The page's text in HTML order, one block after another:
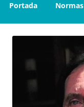
Portada Normas